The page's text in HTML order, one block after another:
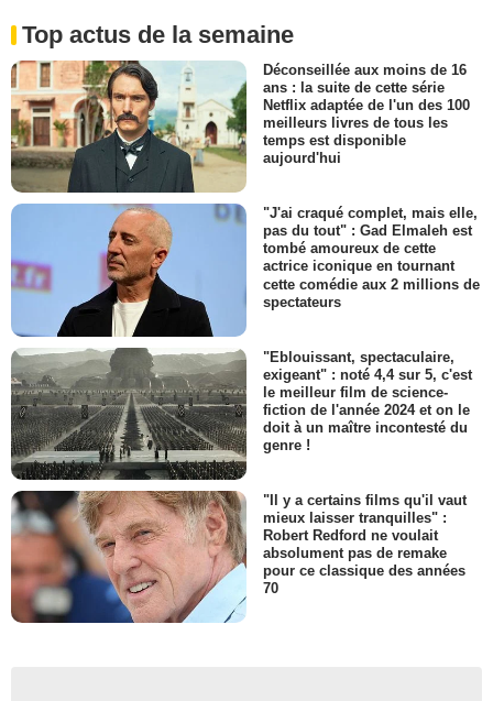
Top actus de la semaine
Déconseillée aux moins de 16
ans : la suite de cette série
Netflix adaptée de l'un des 100
meilleurs livres de tous les
temps est disponible
aujourd'hui
"J'ai craqué complet, mais elle,
pas du tout" : Gad Elmaleh est
tombé amoureux de cette
actrice iconique en tournant
cette comédie aux 2 millions de
spectateurs
"Eblouissant, spectaculaire,
exigeant" : noté 4,4 sur 5, c'est
le meilleur film de science-
fiction de l'année 2024 et on le
doit à un maître incontesté du
genre !
"Il y a certains films qu'il vaut
mieux laisser tranquilles" :
Robert Redford ne voulait
absolument pas de remake
pour ce classique des années
70